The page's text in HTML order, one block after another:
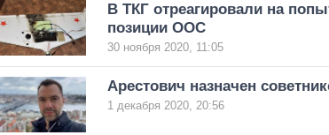
В ТКГ отреагировали на
позиции ООС
30 ноября 2020, 11:05
Арестович назначен
1 декабря 2020, 20:56